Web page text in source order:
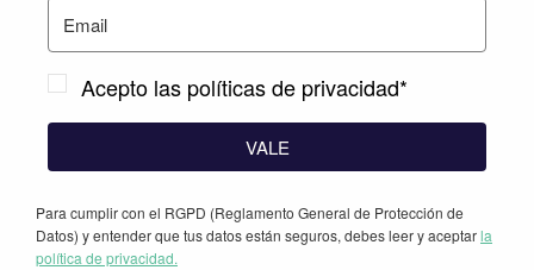
Acepto las políticas de privacidad*
VALE
Para cumplir con el RGPD (Reglamento General de Protección de
Datos) y entender que tus datos están seguros, debes leer y aceptarla
política de privacidad.